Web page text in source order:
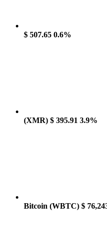
$ 507.65 0.6%
(XMR) $ 395.91 3.9%
Bitcoin (WBTC) $